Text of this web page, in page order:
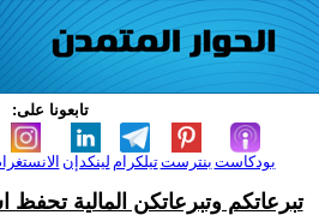
تابعونا على:
لينكدإن تيلكرامبنترست بودكاست
تبرعاتكم وتبرعاتكن المالية تحفظ